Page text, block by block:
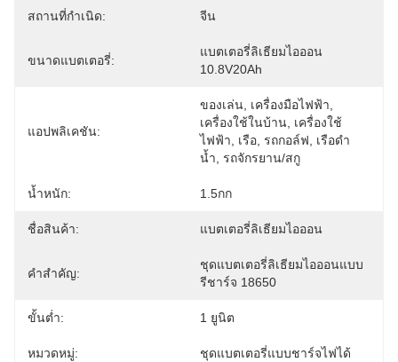
สถานที่กำเนิด: จีน
ขนาดแบตเตอรี่:
แบตเตอรี่ลิเธียมไอออน
10.8V20Ah
แอปพลิเคชัน:
ของเล่น, เครื่องมือไฟฟ้า,
เครื่องใช้ในบ้าน, เครื่องใช้
ไฟฟ้า, เรือ, รถกอล์ฟ, เรือดำ
น้ำ, รถจักรยาน/สกู
น้ำหนัก: 1.5กก
ชื่อสินค้า: แบตเตอรี่ลิเธียมไอออน
คำสำคัญ:
ชุดแบตเตอรี่ลิเธียมไอออนแบบ
รีชาร์จ 18650
ขั้นต่ำ: 1 ยูนิต
หมวดหมู่: ชุดแบตเตอรี่แบบชาร์จไฟได้